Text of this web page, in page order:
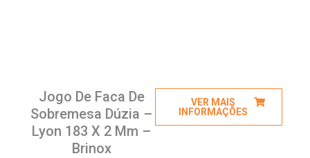
Jogo De Faca De
Sobremesa Dúzia –
Lyon 183 X 2 Mm –
Brinox
VER MAIS
INFORMAÇÕES